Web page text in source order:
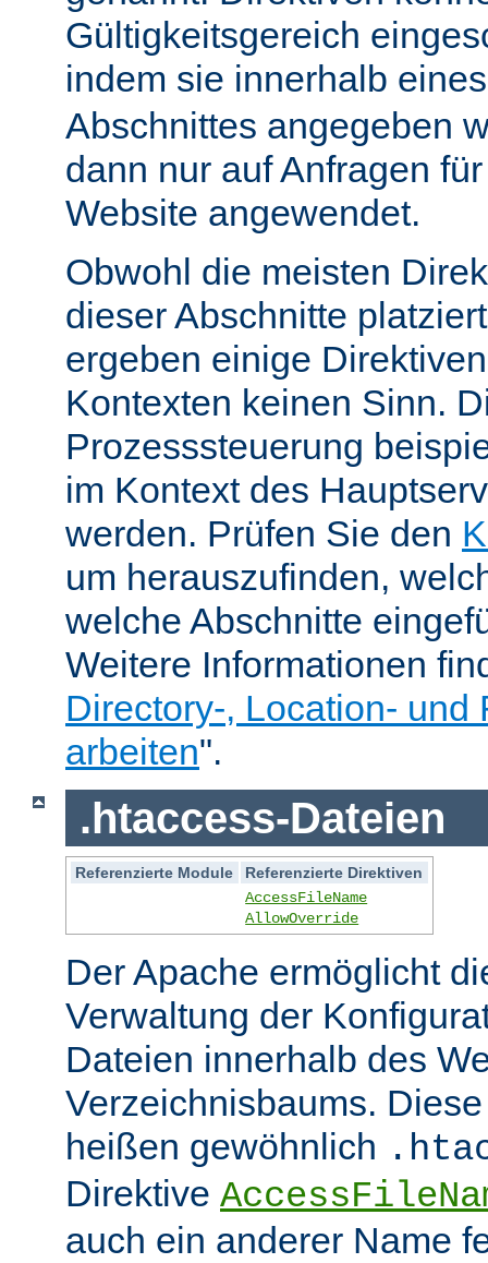
Gültigkeitsgereich
indem sie innerhalb
Abschnittes angegeben
dann nur auf Anfragen
Website angewendet.
Obwohl die meisten
dieser Abschnitte
ergeben einige
Kontexten keinen Sinn.
Prozesssteuerung
im Kontext des
werden. Prüfen Sie den
um herauszufinden,
welche Abschnitte
Weitere Informationen
Directory-, Location- und
arbeiten".
.htaccess-Dateien
Referenzierte Module
Referenzierte Direktiven
AccessFileName
AllowOverride
Der Apache ermöglicht
Verwaltung der
Dateien innerhalb des
Verzeichnisbaums.
heißen gewöhnlich
Direktive
auch ein anderer Name